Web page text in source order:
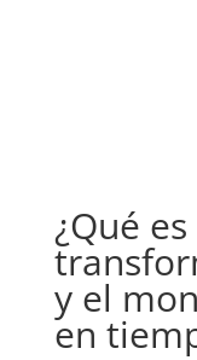
¿Qué
y el
en